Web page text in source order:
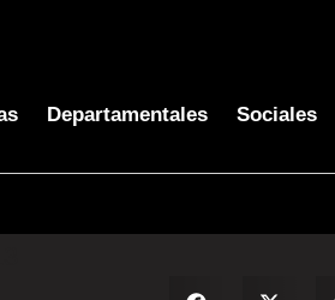
Departamentales Sociales